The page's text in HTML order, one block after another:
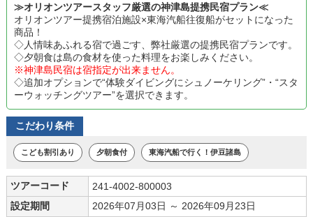
≫オリオンツアースタッフ厳選の神津島提携民宿プラン≪
オリオンツアー提携宿泊施設×東海汽船往復船がセットになった
商品！
◇人情味あふれる宿で過ごす、弊社厳選の提携民宿プランです。
◇夕朝食は島の食材を使った料理をお楽しみください。
※神津島民宿は宿指定が出来ません。
◇追加オプションで“体験ダイビングにシュノーケリング”・“スタ
ーウォッチングツアー”を選択できます。
こだわり条件
こども割引あり 夕朝食付 東海汽船で行く！伊豆諸島
ツアーコード
241-4002-800003
設定期間
2026年07月03日 ～ 2026年09月23日